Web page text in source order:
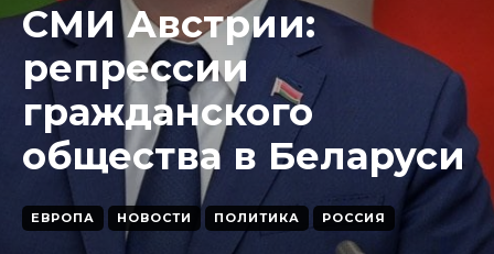
СМИ Австрии:
репрессии
гражданского
общества в Беларуси
ЕВРОПА НОВОСТИ ПОЛИТИКА РОССИЯ